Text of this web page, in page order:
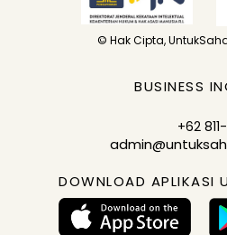
© Hak Cipta,
BUSINESS
+62
DOWNLOAD APLIKASI